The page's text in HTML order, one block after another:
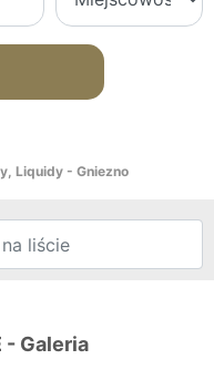
Liquidy - Gniezno
- Galeria